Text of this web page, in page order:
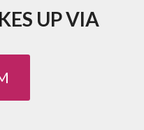
UP VIA